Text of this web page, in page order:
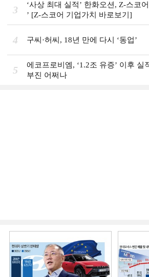
3
‘사상 최대 실적ʼ 한화오션, Z-스코어
ʼ [Z-스코어 기업가치 바로보기]
4 구씨·허씨, 18년 만에 다시 ‘동업’
5
에코프로비엠, ‘1.2조 유증’ 이후
부진 어쩌나